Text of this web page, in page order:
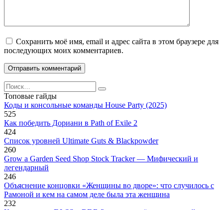
Сохранить моё имя, email и адрес сайта в этом браузере для
последующих моих комментариев.
Search
for:
Топовые гайды
Коды и консольные команды House Party (2025)
525
Как победить Дориани в Path of Exile 2
424
Список уровней Ultimate Guts & Blackpowder
260
Grow a Garden Seed Shop Stock Tracker — Мифический и
легендарный
246
Объяснение концовки «Женщины во дворе»: что случилось с
Рамоной и кем на самом деле была эта женщина
232